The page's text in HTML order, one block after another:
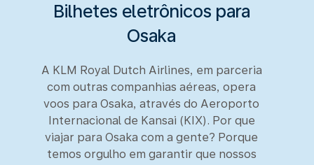
Bilhetes eletrônicos para
Osaka
A KLM Royal Dutch Airlines, em parceria
com outras companhias aéreas, opera
voos para Osaka, através do Aeroporto
Internacional de Kansai (KIX). Por que
viajar para Osaka com a gente? Porque
temos orgulho em garantir que nossos